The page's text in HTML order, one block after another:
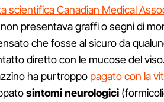
scientifica Canadian Medical
presentava graffi o segni di
che fosse al sicuro da
diretto con le mucose del
ha purtroppo pagato con la
sintomi neurologici